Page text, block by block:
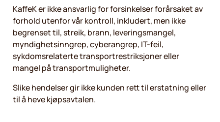
KaffeK er ikke ansvarlig for forsinkelser forårsaket av
forhold utenfor vår kontroll, inkludert, men ikke
begrenset til, streik, brann, leveringsmangel,
myndighetsinngrep, cyberangrep, IT-feil,
sykdomsrelaterte transportrestriksjoner eller
mangel på transportmuligheter.
Slike hendelser gir ikke kunden rett til erstatning eller
til å heve kjøpsavtalen.